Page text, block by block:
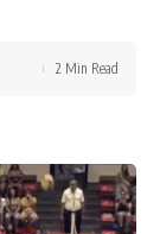
2 Min Read